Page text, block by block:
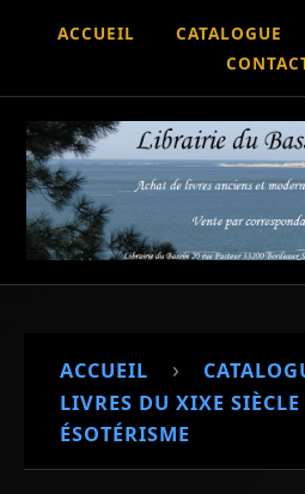
ACCUEIL CATALOGUE
ACCUEIL ›
LIVRES DU XIXE
ÉSOTÉRISME